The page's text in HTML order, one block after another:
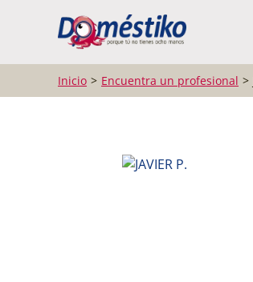
Inicio Encuentra un profesional